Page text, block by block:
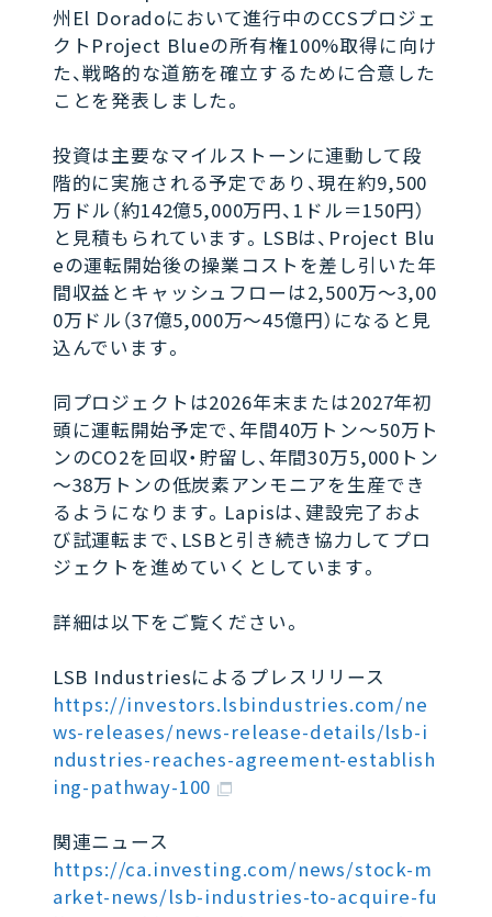
州El Doradoにおいて進行中のCCSプロジェ
クトProject Blueの所有権100%取得に向け
た、戦略的な道筋を確立するために合意した
ことを発表しました。
投資は主要なマイルストーンに連動して段
階的に実施される予定であり、現在約9,500
万ドル（約142億5,000万円、1ドル＝150円）
と見積もられています。LSBは、Project Blu
eの運転開始後の操業コストを差し引いた年
間収益とキャッシュフローは2,500万～3,00
0万ドル（37億5,000万～45億円）になると見
込んでいます。
同プロジェクトは2026年末または2027年初
頭に運転開始予定で、年間40万トン～50万ト
ンのCO2を回収・貯留し、年間30万5,000トン
～38万トンの低炭素アンモニアを生産でき
るようになります。Lapisは、建設完了およ
び試運転まで、LSBと引き続き協力してプロ
ジェクトを進めていくとしています。
詳細は以下をご覧ください。
LSB Industriesによるプレスリリース
https://investors.lsbindustries.com/ne
ws-releases/news-release-details/lsb-i
ndustries-reaches-agreement-establish
ing-pathway-100
関連ニュース
https://ca.investing.com/news/stock-m
arket-news/lsb-industries-to-acquire-fu